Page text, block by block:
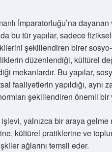
İmparatorluğu’na
bu tür yapılar, sadece
şekillendiren birer
düzenlendiği, kültürel
mekanlardır. Bu yapılar,
faaliyetlerin yapıldığı,
şekillendiren önemli bir
yalnızca bir araya
kültürel pratiklerine ve
ağlarını temsil eder.